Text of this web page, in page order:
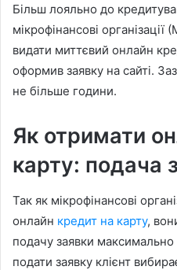
Більш лояльно до
мікрофінансові
видати миттєвий онлайн
оформив заявку на сайті.
не більше години.
Як отримати
карту: подача
Так як мікрофінансові
онлайн кредит на карту,
подачу заявки
подати заявку клієнт